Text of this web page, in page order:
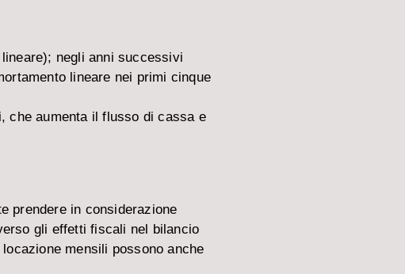
negli anni successivi
lineare nei primi cinque
che aumenta il flusso di cassa e
prendere in considerazione
gli effetti fiscali nel bilancio
mensili possono anche